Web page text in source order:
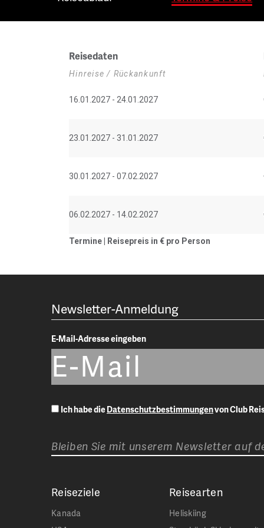
Reisedaten
Hinreise / Rückankunft
16.01.2027 - 24.01.2027
23.01.2027 - 31.01.2027
30.01.2027 - 07.02.2027
06.02.2027 - 14.02.2027
Termine | Reisepreis in € pro Person
Newsletter-Anmeldung
E-Mail-Adresse eingeben
Ich habe dieDatenschutzbestimmungenvon Club
Bleiben Sie mit unserem Newsletter auf
Reiseziele
Kanada
Reisearten
Heliskiing